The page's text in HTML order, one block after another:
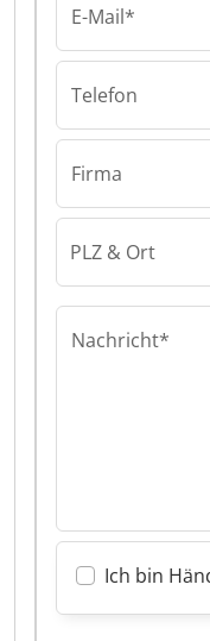
E-Mail*
Telefon
Firma
PLZ & Ort
Nachricht*
Ich bin